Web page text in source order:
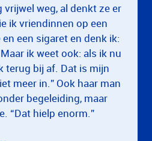
vrijwel weg, al denkt ze er
ik vriendinnen op een
een sigaret en denk ik:
ik weet ook: als ik nu
terug bij af. Dat is mijn
meer in.” Ook haar man
begeleiding, maar
“Dat hielp enorm.”